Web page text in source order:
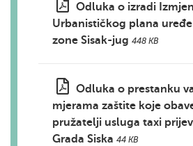
Odluka o izradi
Urbanističkog plana
zone Sisak-jug 448 KB
Odluka o prestanku
mjerama zaštite koje
pružatelji usluga taxi
Grada Siska 44 KB